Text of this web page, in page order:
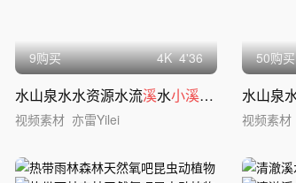
9购买 4K 4'36
水山泉水水资源水流溪水小溪流水水流矿泉
视频素材 亦雷Yilei
50购买
水山泉
视频素材